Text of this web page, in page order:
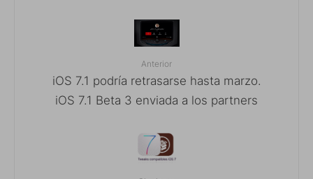
Anterior
iOS 7.1 podría retrasarse hasta marzo.
iOS 7.1 Beta 3 enviada a los partners